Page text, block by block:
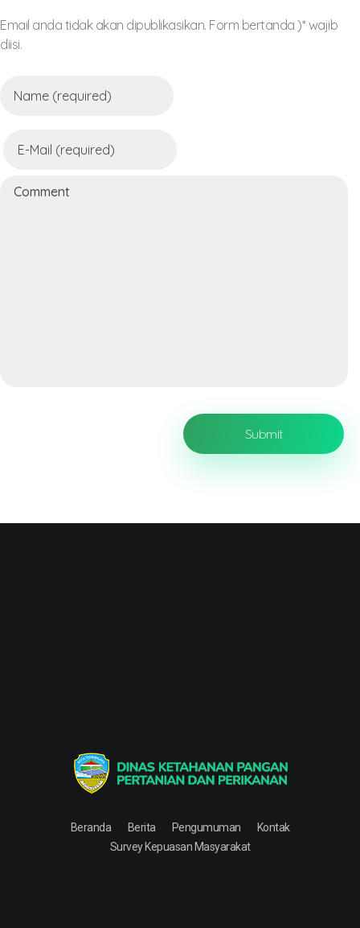
Email anda tidak akan dipublikasikan. Form bertanda )* wajib
diisi.
Beranda Berita Pengumuman
Kontak
Survey Kepuasan Masyarakat